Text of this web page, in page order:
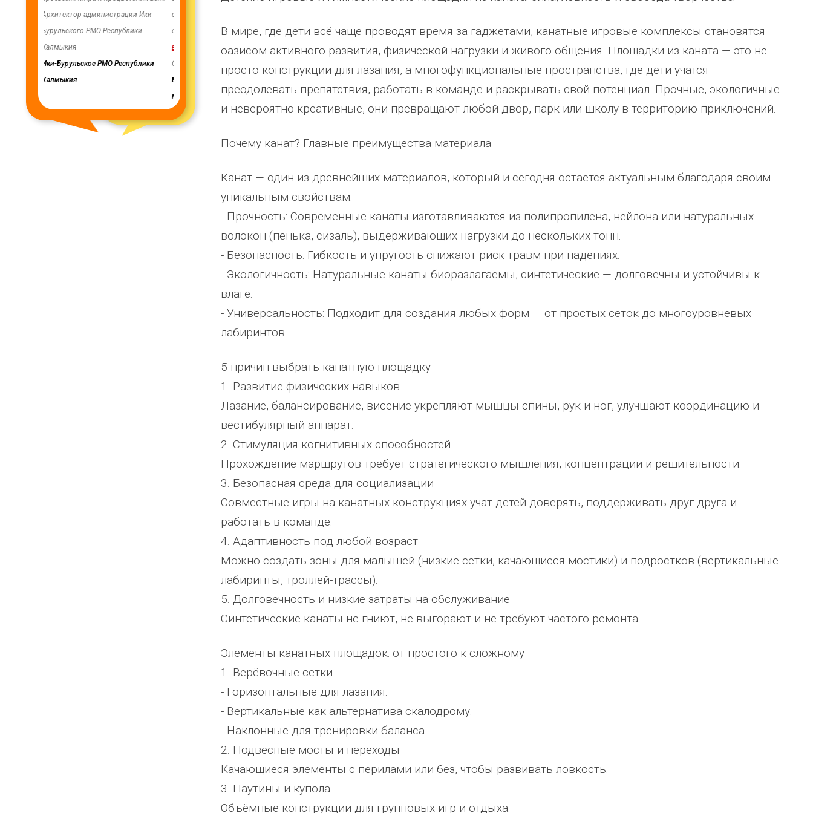
скважинах, а также выполнено
ограждение по периметру водозаб
весь отзыв
Олег Мутулович
Бага-Чоносовское сельское
Калмыкия
нашим сотрудничеством! Желаем ...
сельского поселения
старый СК, детская площадка ...
весь отзыв
Граховского района Удмуртской
Республики
Администрация сельского поселения
Ве...
весь отзыв
Глава сельского поселения Вепсское
национальное
монтажников и лично менеджеру
Насул...
сложные погодные условия,
качествен
Детский спортивно-
оздоровительный лагерь
В мире, где дети всё чаще проводят время за гаджетами, канатные игровые комплексы становятся
оазисом активного развития, физической нагрузки и живого общения. Площадки из каната — это не
просто конструкции для лазания, а многофункциональные пространства, где дети учатся
преодолевать препятствия, работать в команде и раскрывать свой потенциал. Прочные, экологичные
и невероятно креативные, они превращают любой двор, парк или школу в территорию приключений.
Почему канат? Главные преимущества материала
Канат — один из древнейших материалов, который и сегодня остаётся актуальным благодаря своим
уникальным свойствам:
- Прочность: Современные канаты изготавливаются из полипропилена, нейлона или натуральных
волокон (пенька, сизаль), выдерживающих нагрузки до нескольких тонн.
- Безопасность: Гибкость и упругость снижают риск травм при падениях.
- Экологичность: Натуральные канаты биоразлагаемы, синтетические — долговечны и устойчивы к
влаге.
- Универсальность: Подходит для создания любых форм — от простых сеток до многоуровневых
лабиринтов.
5 причин выбрать канатную площадку
1. Развитие физических навыков
Лазание, балансирование, висение укрепляют мышцы спины, рук и ног, улучшают координацию и
вестибулярный аппарат.
2. Стимуляция когнитивных способностей
Прохождение маршрутов требует стратегического мышления, концентрации и решительности.
3. Безопасная среда для социализации
Совместные игры на канатных конструкциях учат детей доверять, поддерживать друг друга и
работать в команде.
4. Адаптивность под любой возраст
Можно создать зоны для малышей (низкие сетки, качающиеся мостики) и подростков (вертикальные
лабиринты, троллей-трассы).
5. Долговечность и низкие затраты на обслуживание
Синтетические канаты не гниют, не выгорают и не требуют частого ремонта.
Элементы канатных площадок: от простого к сложному
1. Верёвочные сетки
- Горизонтальные для лазания.
- Вертикальные как альтернатива скалодрому.
- Наклонные для тренировки баланса.
2. Подвесные мосты и переходы
Качающиеся элементы с перилами или без, чтобы развивать ловкость.
3. Паутины и купола
Объёмные конструкции для групповых игр и отдыха.